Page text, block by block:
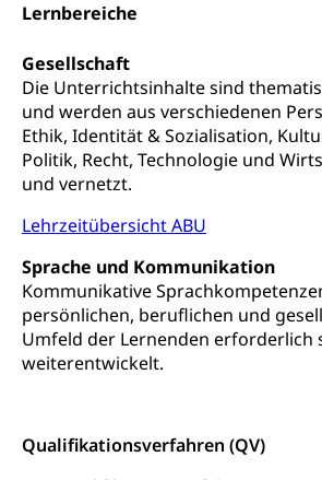
Lernbereiche
Gesellschaft
Die Unterrichtsinhalte sind
und werden aus verschiedenen
Ethik, Identität & Sozialisation,
Politik, Recht, Technologie und
und vernetzt.
Lehrzeitübersicht ABU
Sprache und Kommunikation
Kommunikative
persönlichen, beruflichen und
Umfeld der Lernenden erforderlich
weiterentwickelt.
Qualifikationsverfahren (QV)
Frühe Förderung
Konsumentenrechte,
Preisüberwachung, Preisüberwacher,
Konsumentenorganisation, parallele
regionale Erschöpfung, nationale
internationale Erschöpfung,
Cassis-deDijon-Prinzip
Lebensmittelkontrolle
Krankenversicherung
Unfallversicherung,
Krankheit, Unfall,
Krankenkasse
Krankenversicherung
Luzern)
Lebensmittelsicherheit
Trinkwasser
Prävention